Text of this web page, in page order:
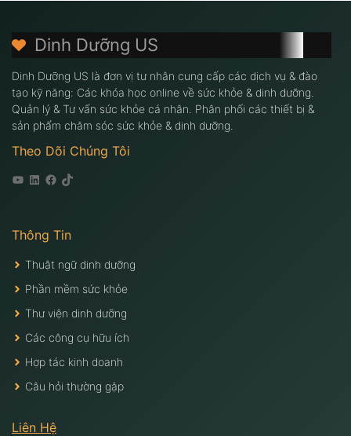
Dinh Dưỡng US
Dinh Dưỡng US là đơn vị tư nhân cung cấp các dịch vụ & đào
tạo kỹ năng: Các khóa học online về sức khỏe & dinh dưỡng.
Quản lý & Tư vấn sức khỏe cá nhân. Phân phối các thiết bị &
sản phẩm chăm sóc sức khỏe & dinh dưỡng.
Theo Dõi Chúng Tôi
Youtube
Linkedin
Facebook
Tiktok
Thông Tin
Thuật ngữ dinh dưỡng
Phần mềm sức khỏe
Thư viện dinh dưỡng
Các công cụ hữu ích
Hợp tác kinh doanh
Câu hỏi thường gặp
Liên Hệ